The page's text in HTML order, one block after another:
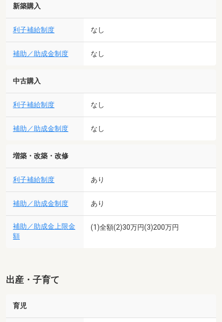
新築購入
利子補給制度 なし
補助／助成金制度 なし
中古購入
利子補給制度 なし
補助／助成金制度 なし
増築・改築・改修
利子補給制度 あり
補助／助成金制度 あり
補助／助成金上限金
額
(1)全額(2)30万円(3)200万円
出産・子育て
育児